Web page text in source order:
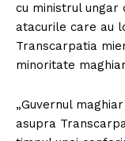
cu ministrul ungar
atacurile care au
Transcarpatia
minoritate
„Guvernul
asupra